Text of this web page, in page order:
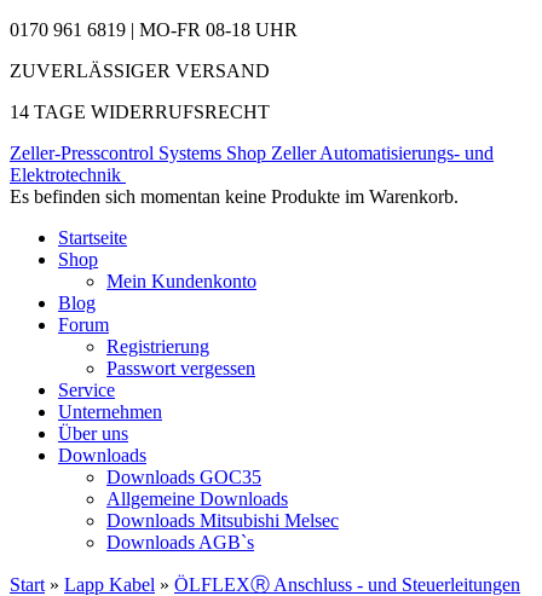
0170 961 6819 | MO-FR 08-18 UHR
ZUVERLÄSSIGER VERSAND
14 TAGE WIDERRUFSRECHT
Zeller-Presscontrol Systems Shop Zeller Automatisierungs- und
Elektrotechnik
Es befinden sich momentan keine Produkte im Warenkorb.
Startseite
Shop
Mein Kundenkonto
Blog
Forum
Registrierung
Passwort vergessen
Service
Unternehmen
Über uns
Downloads
Downloads GOC35
Allgemeine Downloads
Downloads Mitsubishi Melsec
Downloads AGB`s
Start » Lapp Kabel » ÖLFLEXⓇ Anschluss - und Steuerleitungen